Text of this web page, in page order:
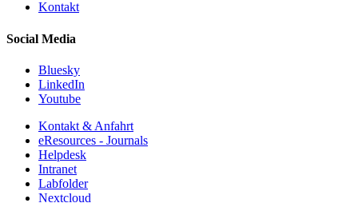
Kontakt
Social Media
Bluesky
LinkedIn
Youtube
Kontakt & Anfahrt
eResources - Journals
Helpdesk
Intranet
Labfolder
Nextcloud